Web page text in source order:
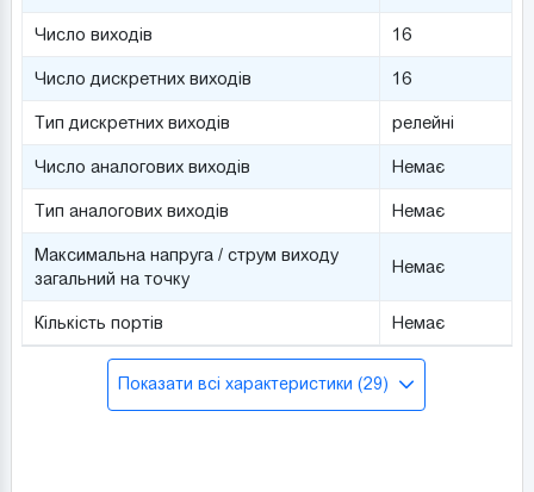
Число виходів 16
Число дискретних виходів 16
Тип дискретних виходів релейні
Число аналогових виходів Немає
Тип аналогових виходів Немає
Максимальна напруга / струм виходу
загальний на точку
Немає
Кількість портів Немає
Показати всі характеристики (29)